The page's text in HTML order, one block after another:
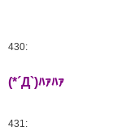
430:
(*´Д`)ﾊｧﾊｧ
431: